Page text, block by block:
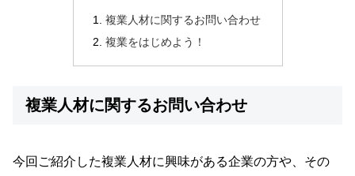
複業人材に関するお問い合わせ
複業をはじめよう！
複業人材に関するお問い合わせ
今回ご紹介した複業人材に興味がある企業の方や、その